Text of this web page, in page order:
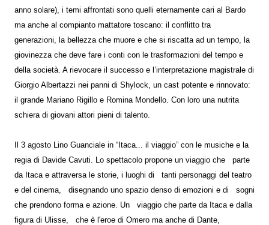
anno solare), i temi affrontati sono quelli eternamente cari al Bardo
ma anche al compianto mattatore toscano: il conflitto tra
generazioni, la bellezza che muore e che si riscatta ad un tempo, la
giovinezza che deve fare i conti con le trasformazioni del tempo e
della società. A rievocare il successo e l’interpretazione magistrale di
Giorgio Albertazzi nei panni di Shylock, un cast potente e rinnovato:
il grande Mariano Rigillo e Romina Mondello. Con loro una nutrita
schiera di giovani attori pieni di talento.
Il 3 agosto Lino Guanciale in “Itaca... il viaggio” con le musiche e la
regia di Davide Cavuti. Lo spettacolo propone un viaggio che parte
da Itaca e attraversa le storie, i luoghi di tanti personaggi del teatro
e del cinema, disegnando uno spazio denso di emozioni e di sogni
che prendono forma e azione. Un viaggio che parte da Itaca e dalla
figura di Ulisse, che è l'eroe di Omero ma anche di Dante,